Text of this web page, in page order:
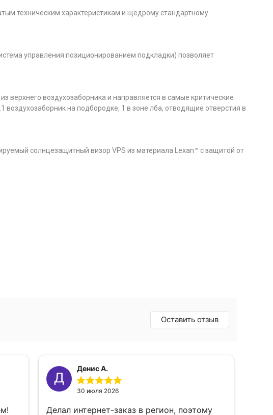
техническим характеристикам и щедрому стандартному
управления позиционированием подкладки) позволяет
верхнего воздухозаборника и направляется в самые критические
на подбородке, 1 в зоне лба, отводящие отверстия в
солнцезащитный визор VPS из материала Lexan™ с защитой от